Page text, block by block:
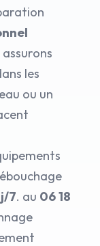
assurons
les
ou un
7. au 06 18